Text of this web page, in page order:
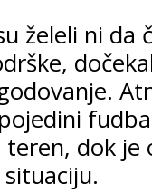
želeli ni da
dok je